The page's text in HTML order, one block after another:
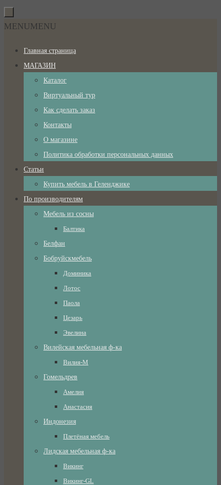
Перейти
к
Перейти
содержимому
MENUMENU
Главная страница
МАГАЗИН
Каталог
Виртуальный тур
Как сделать заказ
Контакты
О магазине
Политика обработки персональных данных
Статьи
Купить мебель в Геленджике
По производителям
Мебель из сосны
Балтика
Белфан
Бобруйскмебель
Доминика
Лотос
Паола
Цезарь
Эвелина
Вилейская мебельная ф-ка
Вилия-М
Гомельдрев
Амелия
Анастасия
Индонезия
Плетёная мебель
Лидская мебельная ф-ка
Викинг
Викинг-GL